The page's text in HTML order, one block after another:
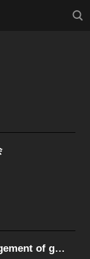
検索
断罪のガーディ～judgement of good and evil～【分冊版】